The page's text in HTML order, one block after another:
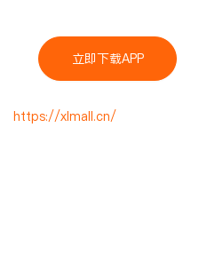
立即下载APP
https://xlmall.cn/